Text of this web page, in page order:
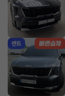
렌트